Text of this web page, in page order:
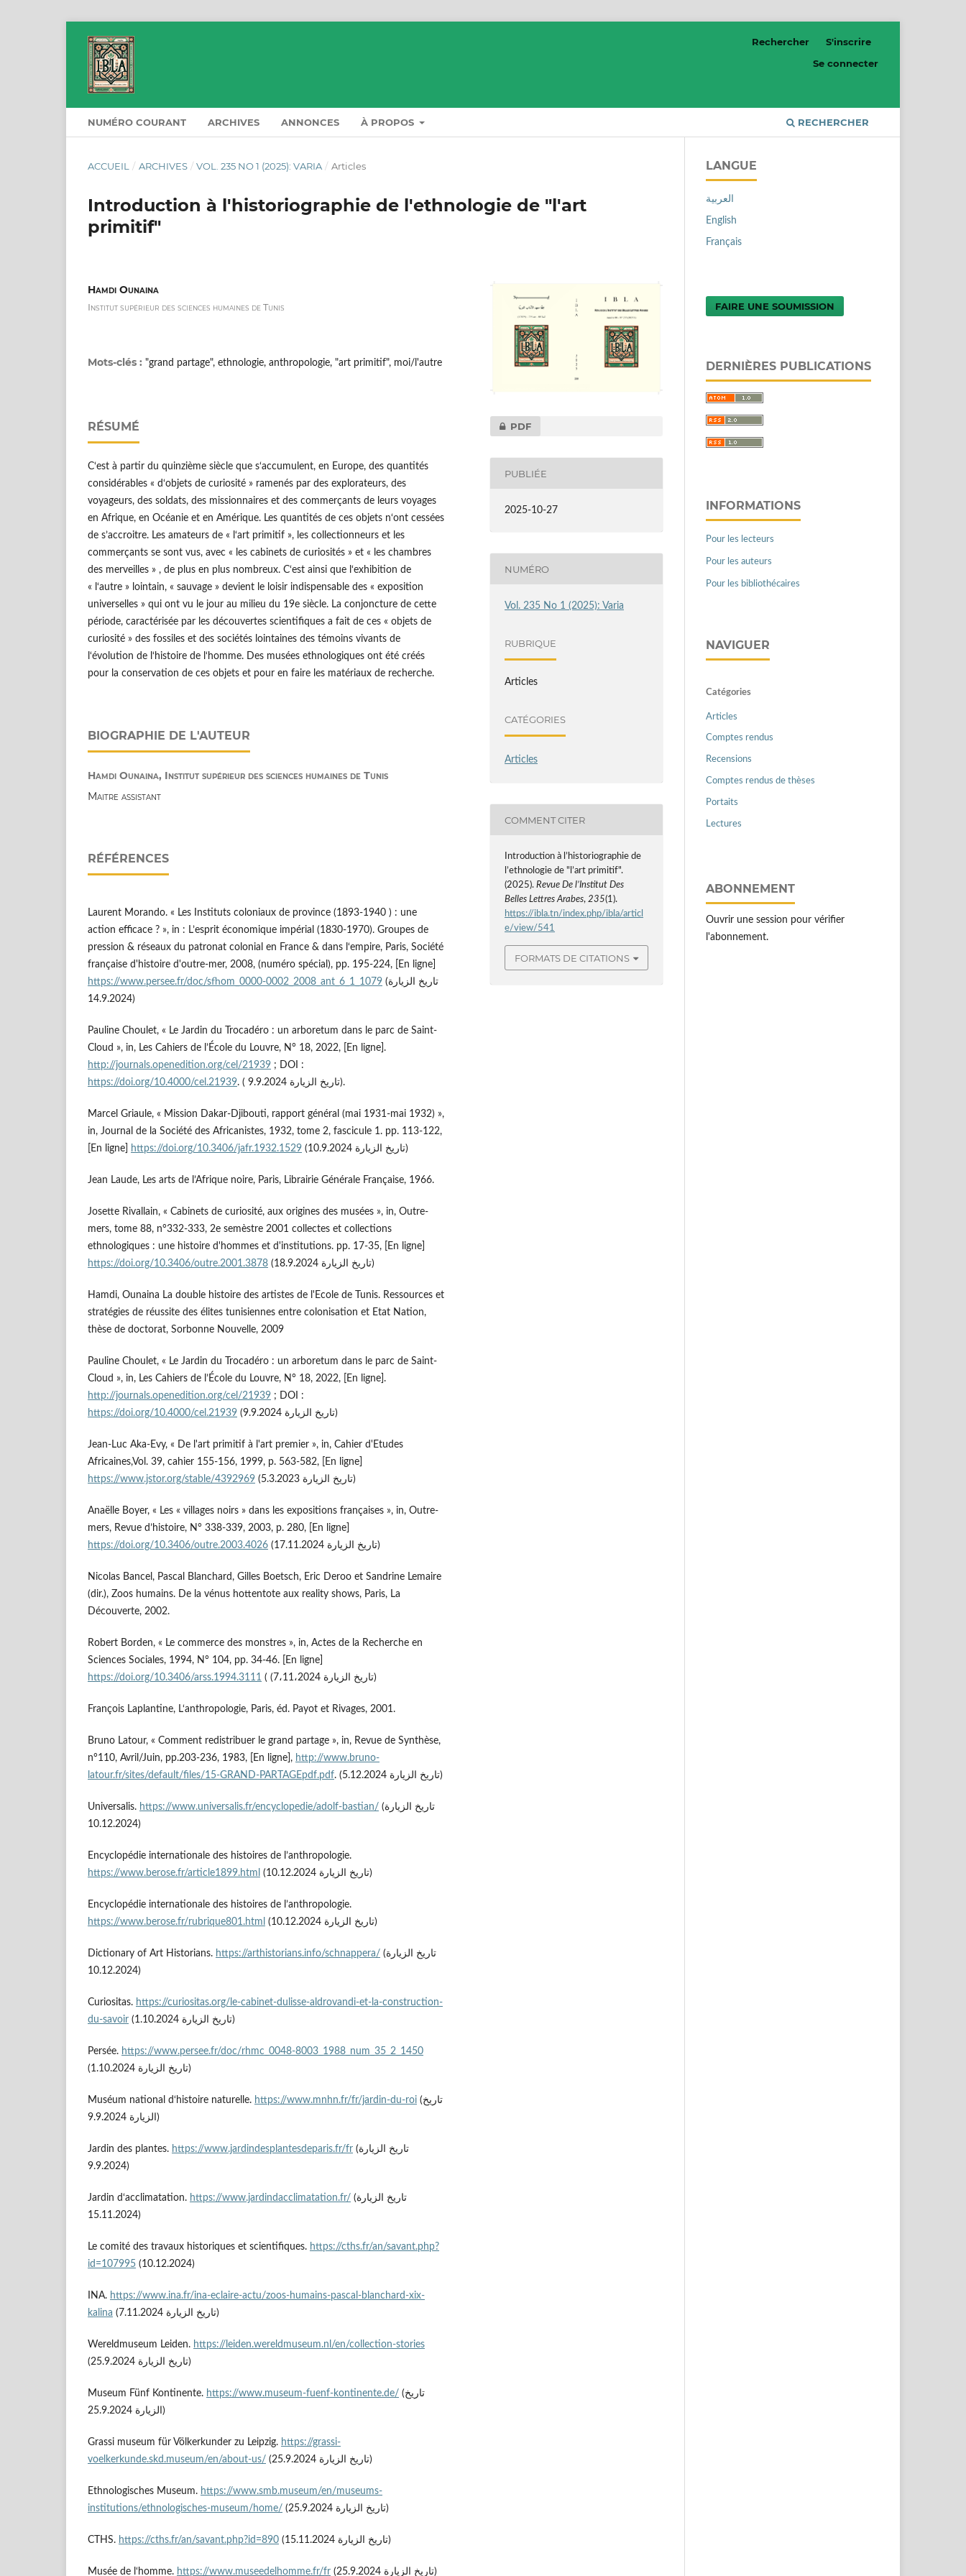
NUMÉRO COURANT ARCHIVES ANNONCES À PROPOS RECHERCHER
Rechercher
S'inscrire
Se connecter
ACCUEIL / ARCHIVES / VOL. 235 NO 1 (2025): VARIA / Articles
Introduction à l'historiographie de l'ethnologie de "l'art
primitif"
Hamdi Ounaina
Institut supérieur des sciences humaines de Tunis
Mots-clés : "grand partage", ethnologie, anthropologie, "art primitif", moi/l'autre
RÉSUMÉ
C‘est à partir du quinzième siècle que s‘accumulent, en Europe, des quantités
considérables « d‘objets de curiosité » ramenés par des explorateurs, des
voyageurs, des soldats, des missionnaires et des commerçants de leurs voyages
en Afrique, en Océanie et en Amérique. Les quantités de ces objets n‘ont cessées
de s’accroitre. Les amateurs de « l‘art primitif », les collectionneurs et les
commerçants se sont vus, avec « les cabinets de curiosités » et « les chambres
des merveilles » , de plus en plus nombreux. C‘est ainsi que l‘exhibition de
« l‘autre » lointain, « sauvage » devient le loisir indispensable des « exposition
universelles » qui ont vu le jour au milieu du 19e siècle. La conjoncture de cette
période, caractérisée par les découvertes scientifiques a fait de ces « objets de
curiosité » des fossiles et des sociétés lointaines des témoins vivants de
l‘évolution de l‘histoire de l‘homme. Des musées ethnologiques ont été créés
pour la conservation de ces objets et pour en faire les matériaux de recherche.
BIOGRAPHIE DE L'AUTEUR
Hamdi Ounaina, Institut supérieur des sciences humaines de Tunis
Maitre assistant
RÉFÉRENCES
Laurent Morando. « Les Instituts coloniaux de province (1893-1940 ) : une
action efficace ? », in : L’esprit économique impérial (1830-1970). Groupes de
pression & réseaux du patronat colonial en France & dans l‘empire, Paris, Société
française d'histoire d'outre-mer, 2008, (numéro spécial), pp. 195-224, [En ligne]
https://www.persee.fr/doc/sfhom_0000-0002_2008_ant_6_1_1079 (تاريخ الزيارة
14.9.2024)
Pauline Choulet, « Le Jardin du Trocadéro : un arboretum dans le parc de Saint-
Cloud », in, Les Cahiers de l’École du Louvre, N° 18, 2022, [En ligne].
http://journals.openedition.org/cel/21939 ; DOI :
https://doi.org/10.4000/cel.21939
. ( تاريخ الزيارة 9.9.2024).
Marcel Griaule, « Mission Dakar-Djibouti, rapport général (mai 1931-mai 1932) »,
in, Journal de la Société des Africanistes, 1932, tome 2, fascicule 1. pp. 113-122,
[En ligne]
https://doi.org/10.3406/jafr.1932.1529 (تاريخ الزيارة 10.9.2024)
Jean Laude, Les arts de l’Afrique noire, Paris, Librairie Générale Française, 1966.
Josette Rivallain, « Cabinets de curiosité, aux origines des musées », in, Outre-
mers, tome 88, n°332-333, 2e semèstre 2001 collectes et collections
ethnologiques : une histoire d'hommes et d'institutions. pp. 17-35, [En ligne]
https://doi.org/10.3406/outre.2001.3878
(تاريخ الزيارة 18.9.2024)
Hamdi, Ounaina La double histoire des artistes de l'Ecole de Tunis. Ressources et
stratégies de réussite des élites tunisiennes entre colonisation et Etat Nation,
thèse de doctorat, Sorbonne Nouvelle, 2009
Pauline Choulet, « Le Jardin du Trocadéro : un arboretum dans le parc de Saint-
Cloud », in, Les Cahiers de l’École du Louvre, N° 18, 2022, [En ligne].
http://journals.openedition.org/cel/21939 ; DOI :
https://doi.org/10.4000/cel.21939
(تاريخ الزيارة 9.9.2024)
Jean-Luc Aka-Evy, « De l'art primitif à l'art premier », in, Cahier d'Etudes
Africaines,Vol. 39, cahier 155-156, 1999, p. 563-582, [En ligne]
https://www.jstor.org/stable/4392969
(تاريخ الزيارة 5.3.2023)
Anaëlle Boyer, « Les « villages noirs » dans les expositions françaises », in, Outre-
mers, Revue d’histoire, N° 338-339, 2003, p. 280, [En ligne]
https://doi.org/10.3406/outre.2003.4026
(تاريخ الزيارة 17.11.2024)
Nicolas Bancel, Pascal Blanchard, Gilles Boetsch, Eric Deroo et Sandrine Lemaire
(dir.), Zoos humains. De la vénus hottentote aux reality shows, Paris, La
Découverte, 2002.
Robert Borden, « Le commerce des monstres », in, Actes de la Recherche en
Sciences Sociales, 1994, N° 104, pp. 34-46. [En ligne]
https://doi.org/10.3406/arss.1994.3111
( (تاريخ الزيارة 7،11،2024)
François Laplantine, L‘anthropologie, Paris, éd. Payot et Rivages, 2001.
Bruno Latour, « Comment redistribuer le grand partage », in, Revue de Synthèse,
n°110, Avril/Juin, pp.203-236, 1983, [En ligne], http://www.bruno-
latour.fr/sites/default/files/15-GRAND-PARTAGEpdf.pdf
. (تاريخ الزيارة 5.12.2024)
Universalis. https://www.universalis.fr/encyclopedie/adolf-bastian/ (تاريخ الزيارة
10.12.2024)
Encyclopédie internationale des histoires de l’anthropologie.
https://www.berose.fr/article1899.html
(تاريخ الزيارة 10.12.2024)
Encyclopédie internationale des histoires de l’anthropologie.
https://www.berose.fr/rubrique801.html
(تاريخ الزيارة 10.12.2024)
Dictionary of Art Historians. https://arthistorians.info/schnappera/ (تاريخ الزيارة
10.12.2024)
Curiositas. https://curiositas.org/le-cabinet-dulisse-aldrovandi-et-la-construction-
du-savoir
(تاريخ الزيارة 1.10.2024)
Persée. https://www.persee.fr/doc/rhmc_0048-8003_1988_num_35_2_1450
(تاريخ الزيارة 1.10.2024)
Muséum national d‘histoire naturelle. https://www.mnhn.fr/fr/jardin-du-roi (تاريخ
الزيارة 9.9.2024)
Jardin des plantes. https://www.jardindesplantesdeparis.fr/fr (تاريخ الزيارة
9.9.2024)
Jardin d‘acclimatation. https://www.jardindacclimatation.fr/ (تاريخ الزيارة
15.11.2024)
Le comité des travaux historiques et scientifiques. https://cths.fr/an/savant.php?
id=107995 (10.12.2024)
INA. https://www.ina.fr/ina-eclaire-actu/zoos-humains-pascal-blanchard-xix-
kalina
(تاريخ الزيارة 7.11.2024)
Wereldmuseum Leiden. https://leiden.wereldmuseum.nl/en/collection-stories
(تاريخ الزيارة 25.9.2024)
Museum Fünf Kontinente. https://www.museum-fuenf-kontinente.de/ (تاريخ
الزيارة 25.9.2024)
Grassi museum für Völkerkunder zu Leipzig. https://grassi-
voelkerkunde.skd.museum/en/about-us/
(تاريخ الزيارة 25.9.2024)
Ethnologisches Museum. https://www.smb.museum/en/museums-
institutions/ethnologisches-museum/home/
(تاريخ الزيارة 25.9.2024)
CTHS. https://cths.fr/an/savant.php?id=890 (تاريخ الزيارة 15.11.2024)
Musée de l‘homme. https://www.museedelhomme.fr/fr (تاريخ الزيارة 25.9.2024)
PDF
PUBLIÉE
2025-10-27
NUMÉRO
Vol. 235 No 1 (2025): Varia
RUBRIQUE
Articles
CATÉGORIES
Articles
COMMENT CITER
Introduction à l’historiographie de
l’ethnologie de "l’art primitif".
(2025).Revue De l’Institut Des
Belles Lettres Arabes,235(1).
https://ibla.tn/index.php/ibla/articl
e/view/541
FORMATS DE CITATIONS
LANGUE
العربية
English
Français
FAIRE UNE SOUMISSION
DERNIÈRES PUBLICATIONS
INFORMATIONS
Pour les lecteurs
Pour les auteurs
Pour les bibliothécaires
NAVIGUER
Catégories
Articles
Comptes rendus
Recensions
Comptes rendus de thèses
Portaits
Lectures
ABONNEMENT
Ouvrir une session pour vérifier
l'abonnement.